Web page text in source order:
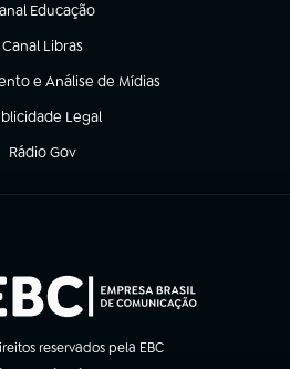
Educação
em nova aba)
Canal Libras
(abre em nova aba)
e Análise de Mídias
aba)
Legal
em nova aba)
Rádio Gov
(abre em nova aba)
reservados pela EBC